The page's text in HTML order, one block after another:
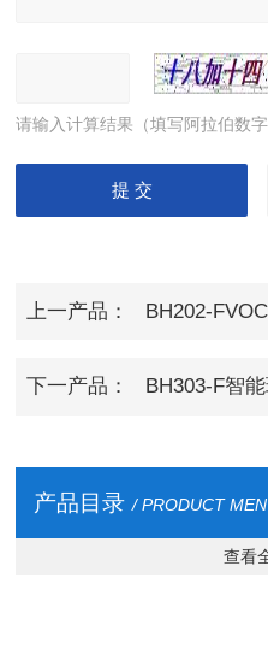
请输入计算结果（填写阿拉伯数
上一产品： BH202-
下一产品： BH303-F智
产品目录 / PRODUCT
查看